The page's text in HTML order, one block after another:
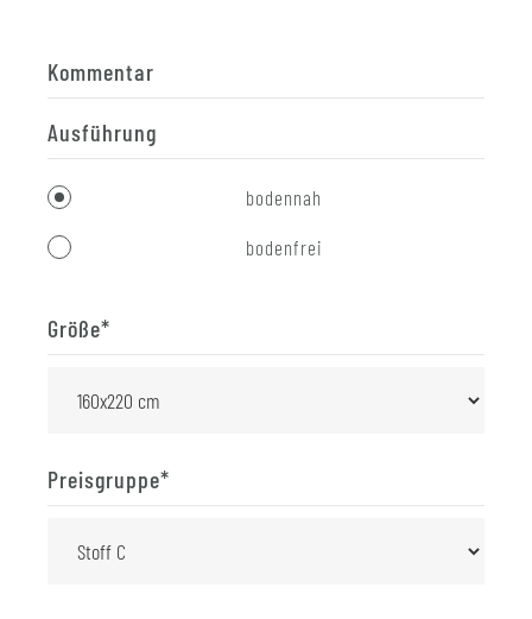
Kommentar
Ausführung
bodennah
bodenfrei
Größe*
Preisgruppe*